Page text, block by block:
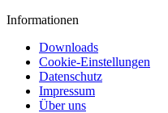
Informationen
Downloads
Cookie-Einstellungen
Datenschutz
Impressum
Über uns